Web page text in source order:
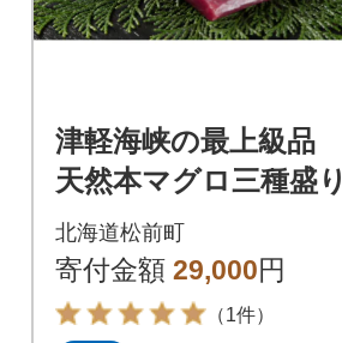
津軽海峡の最上級品
天然本マグロ三種盛り
北海道松前町
寄付金額 29,000円
（1件）